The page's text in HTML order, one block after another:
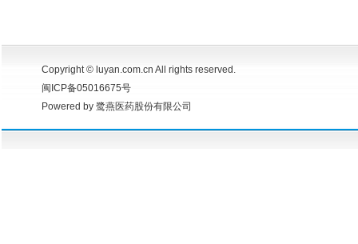
Copyright © luyan.com.cn All rights reserved.
闽ICP备05016675号
Powered by 鹭燕医药股份有限公司